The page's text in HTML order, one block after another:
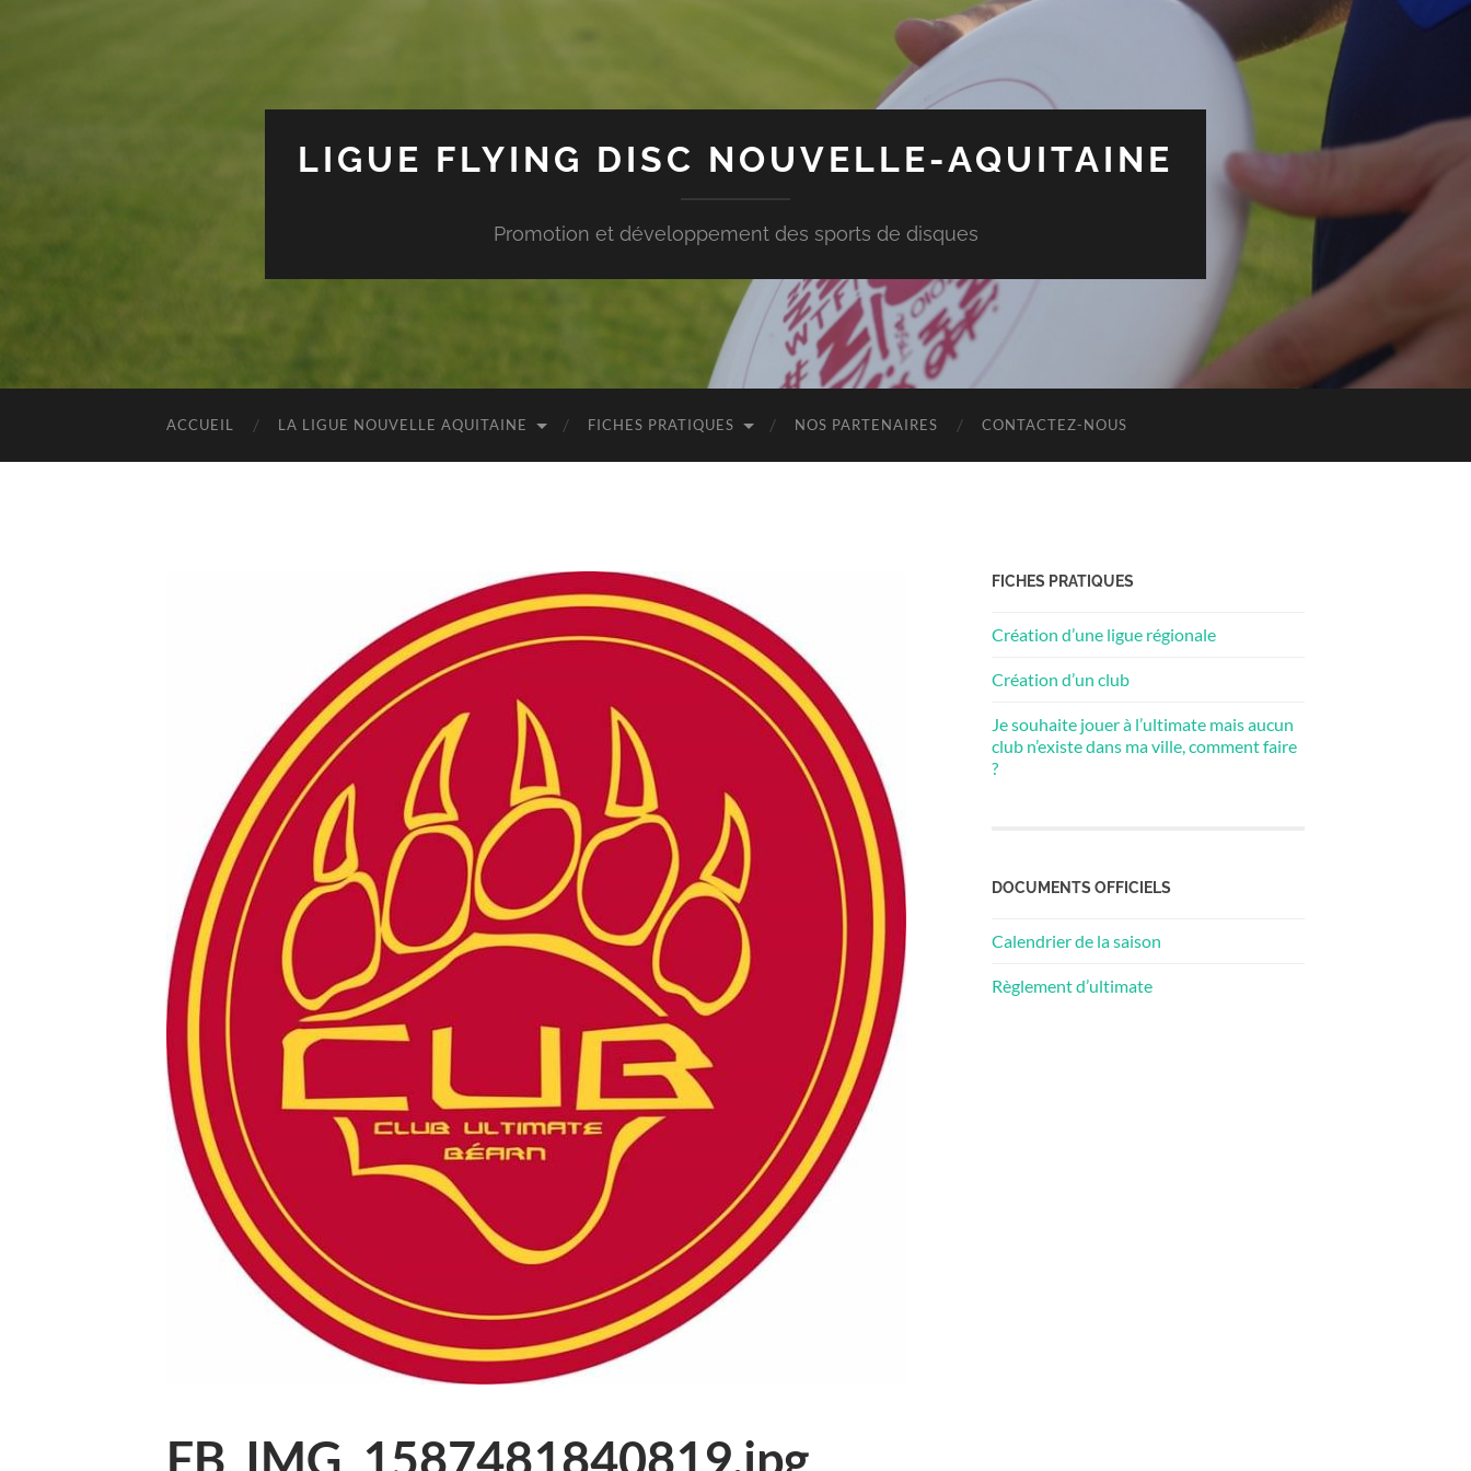
LIGUE FLYING DISC NOUVELLE-AQUITAINE
Promotion et développement des sports de disques
ACCUEIL LA LIGUE NOUVELLE AQUITAINE FICHES PRATIQUES NOS PARTENAIRES CONTACTEZ-NOUS
FB_IMG_1587481840819.jpg
FICHES PRATIQUES
Création d’une ligue régionale
Création d’un club
Je souhaite jouer à l’ultimate mais aucun
club n’existe dans ma ville, comment faire
?
DOCUMENTS OFFICIELS
Calendrier de la saison
Règlement d’ultimate